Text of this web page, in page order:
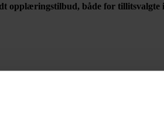
både for tillitsvalgte